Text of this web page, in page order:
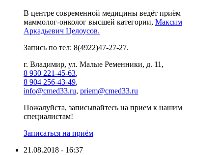
В центре современной медицины ведёт приём
маммолог-онколог высшей категории, Максим
Аркадьевич Целоусов.
Запись по тел: 8(4922)47-27-27.
г. Владимир, ул. Малые Ременники, д. 11,
8 930 221-45-63,
8 904 256-43-49,
info@cmed33.ru, priem@cmed33.ru
Пожалуйста, записывайтесь на прием к нашим
специалистам!
Записаться на приём
21.08.2018 - 16:37